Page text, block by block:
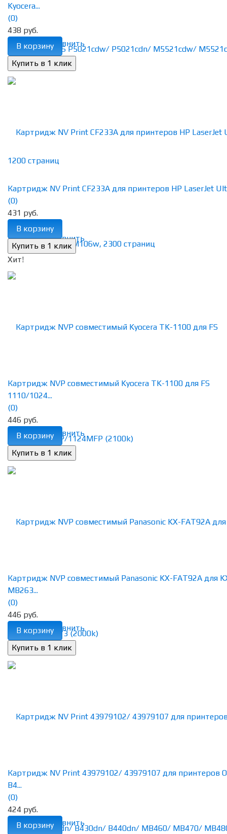
избранное сравнить
Kyocera...
(0)
438 руб.
В корзину
избранное сравнить
Картридж NV Print CF233A для принтеров HP LaserJet
(0)
431 руб.
В корзину
Хит!
избранное сравнить
Картридж NVP совместимый Kyocera TK-1100 для FS
1110/1024...
(0)
446 руб.
В корзину
избранное сравнить
Картридж NVP совместимый Panasonic KX-FAT92A для
MB263...
(0)
446 руб.
В корзину
избранное сравнить
Картридж NV Print 43979102/ 43979107 для принтеров
B4...
(0)
424 руб.
В корзину